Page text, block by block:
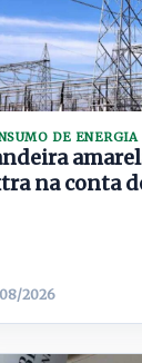
DE ENERGIA
na conta
2026